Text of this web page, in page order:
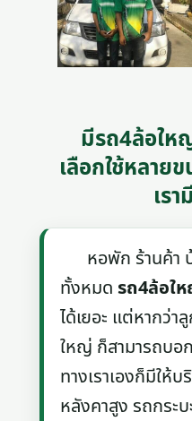
มีรถ4ล้อให
เลือกใช้หลาย
เร
หอพัก ร้านค้า บ้
ทั้งหมดรถ4ล้อใ
ได้เยอะ แต่หากว่า
ใหญ่ ก็สามารถบอก
ทางเราเองก็มีให้
หลังคาสูง รถกระ